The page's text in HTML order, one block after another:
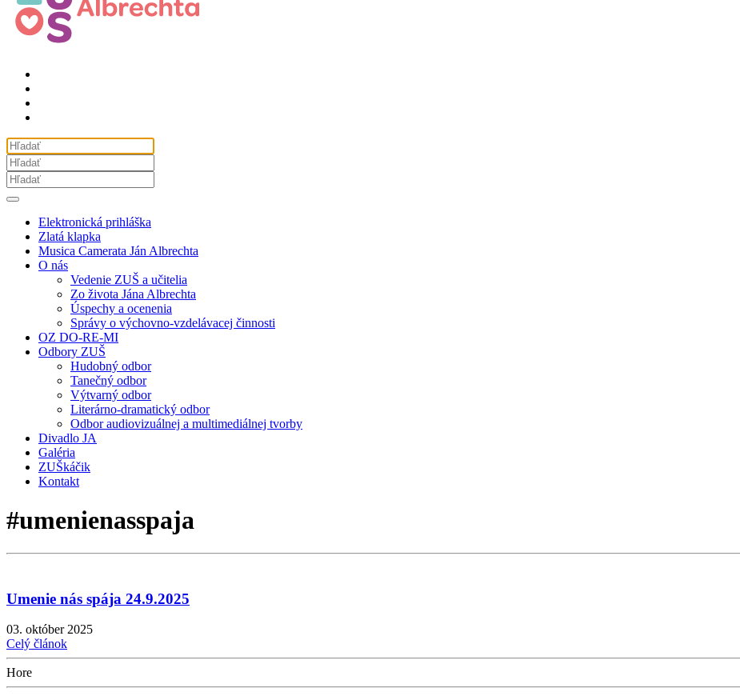
Elektronická prihláška
Zlatá klapka
Musica Camerata Ján Albrechta
O nás
Vedenie ZUŠ a učitelia
Zo života Jána Albrechta
Úspechy a ocenenia
Správy o výchovno-vzdelávacej činnosti
OZ DO-RE-MI
Odbory ZUŠ
Hudobný odbor
Tanečný odbor
Výtvarný odbor
Literárno-dramatický odbor
Odbor audiovizuálnej a multimediálnej tvorby
Divadlo JA
Galéria
ZUŠkáčik
Kontakt
#umenienasspaja
Umenie nás spája 24.9.2025
03. október 2025
Celý článok
Hore